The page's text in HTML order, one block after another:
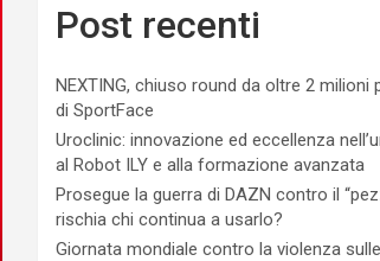
Post recenti
NEXTING, chiuso round da oltre 2 milioni
di SportFace
Uroclinic: innovazione ed eccellenza
al Robot ILY e alla formazione avanzata
Prosegue la guerra di DAZN contro il
rischia chi continua a usarlo?
Giornata mondiale contro la violenza